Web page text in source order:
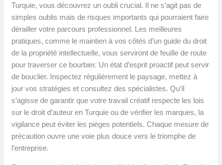
Turquie, vous découvrez un oubli crucial. Il ne s’agit pas de
simples oublis mais de risques importants qui pourraient faire
dérailler votre parcours professionnel. Les meilleures
pratiques, comme le maintien à vos côtés d’un guide du droit
de la propriété intellectuelle, vous serviront de feuille de route
pour traverser ce bourbier. Un état d’esprit proactif peut servir
de bouclier. Inspectez régulièrement le paysage, mettez à
jour vos stratégies et consultez des spécialistes. Qu’il
s’agisse de garantir que votre travail créatif respecte les lois
sur le droit d’auteur en Turquie ou de vérifier les marques, la
vigilance peut éviter les pièges potentiels. Chaque mesure de
précaution ouvre une voie plus douce vers le triomphe de
l’entreprise.